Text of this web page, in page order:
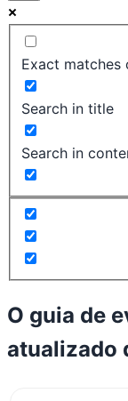
Exact matches
Search in title
Search in
O guia de
atualizado